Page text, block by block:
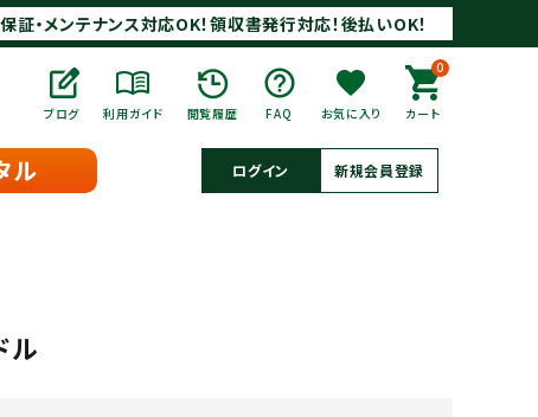
保証・メンテナンス対応OK！領収書発行対応！後払いOK！
ブログ 利用ガイド 閲覧履歴 FAQ お気に入り
0
カート
ル ログイン 新規会員登録
ル